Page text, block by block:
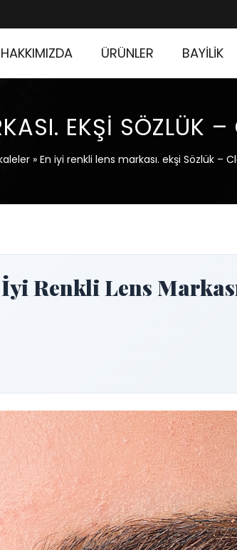
HAKKIMIZDA ÜRÜNLER BAYİLİK
EKŞI SÖZLÜK
» En iyi renkli lens markası. ekşi Sözlük –
Renkli Lens